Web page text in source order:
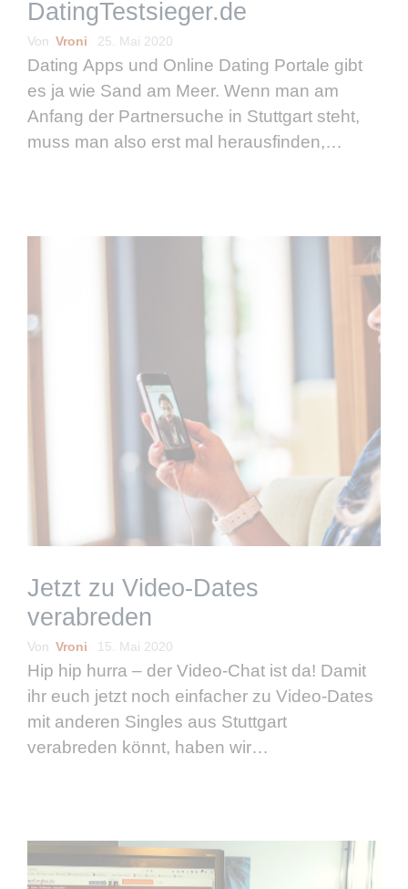
DatingTestsieger.de
Von Vroni 25. Mai 2020
Dating Apps und Online Dating Portale gibt
es ja wie Sand am Meer. Wenn man am
Anfang der Partnersuche in Stuttgart steht,
muss man also erst mal herausfinden,
Jetzt zu Video-Dates
verabreden
Von Vroni 15. Mai 2020
Hip hip hurra – der Video-Chat ist da! Damit
ihr euch jetzt noch einfacher zu Video-Dates
mit anderen Singles aus Stuttgart
verabreden könnt, haben wir